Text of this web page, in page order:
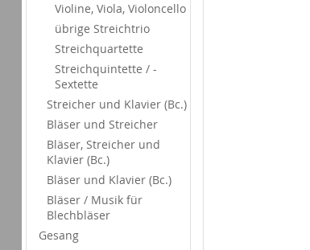
Violine, Viola, Violoncello
übrige Streichtrio
Streichquartette
Streichquintette / -
Sextette
Streicher und Klavier (Bc.)
Bläser und Streicher
Bläser, Streicher und
Klavier (Bc.)
Bläser und Klavier (Bc.)
Bläser / Musik für
Blechbläser
Gesang